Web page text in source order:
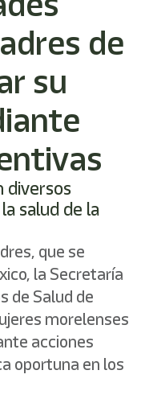
de
su
diversos
salud de la
que se
la Secretaría
de Salud de
morelenses
acciones
oportuna en los